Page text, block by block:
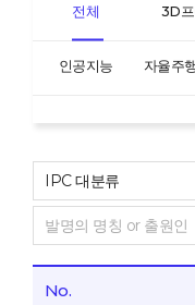
전체 3D
인공지능 자율주
No.